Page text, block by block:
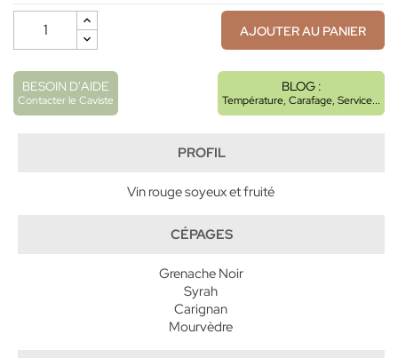
PROFIL
Vin rouge soyeux et fruité
CÉPAGES
Grenache Noir
Syrah
Carignan
Mourvèdre
AJOUTER AU PANIER
BESOIN D'AIDE
Contacter le Caviste
BLOG :
Température, Carafage, Service...